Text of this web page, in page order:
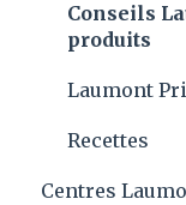
Conseils
produits
Laumont
Recettes
Centres